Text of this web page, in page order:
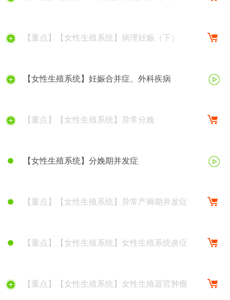
【重点】【女性生殖系统】病理妊娠（下）
【女性生殖系统】妊娠合并症、外科疾病
【重点】【女性生殖系统】异常分娩
【女性生殖系统】分娩期并发症
【重点】【女性生殖系统】异常产褥期并发症
【重点】【女性生殖系统】女性生殖系统炎症
【重点】【女性生殖系统】女性生殖器官肿瘤